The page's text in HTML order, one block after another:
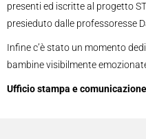
presenti ed iscritte al progetto
presieduto dalle professoresse
Infine c’è stato un momento
bambine visibilmente
Ufficio stampa e